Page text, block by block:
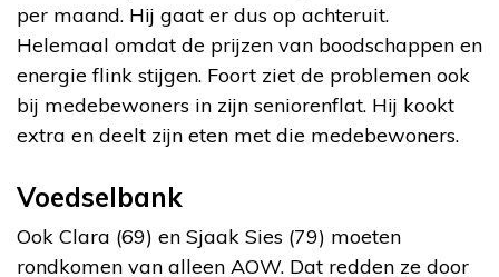
per maand. Hij gaat er dus op achteruit.
Helemaal omdat de prijzen van boodschappen en
energie flink stijgen. Foort ziet de problemen ook
bij medebewoners in zijn seniorenflat. Hij kookt
extra en deelt zijn eten met die medebewoners.
Voedselbank
Ook Clara (69) en Sjaak Sies (79) moeten
rondkomen van alleen AOW. Dat redden ze door